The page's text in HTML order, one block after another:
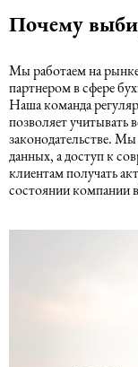
Почему
Мы работаем на
партнером в сфере
Наша команда
позволяет учитывать
законодательстве.
данных, а доступ к
клиентам получать
состоянии компании